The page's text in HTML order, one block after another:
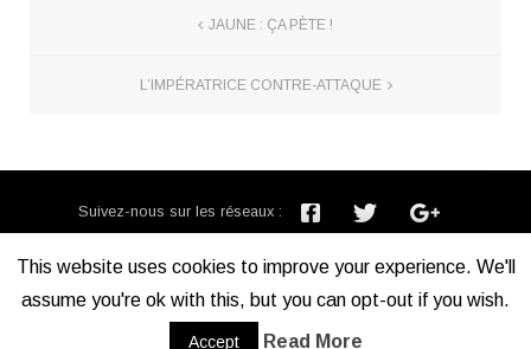
JAUNE : ÇA PÈTE !
L’IMPÉRATRICE CONTRE-ATTAQUE
Suivez-nous sur les réseaux :
Mentions légales
This website uses cookies to improve your experience. We'll
assume you're ok with this, but you can opt-out if you wish.
Accept Read More